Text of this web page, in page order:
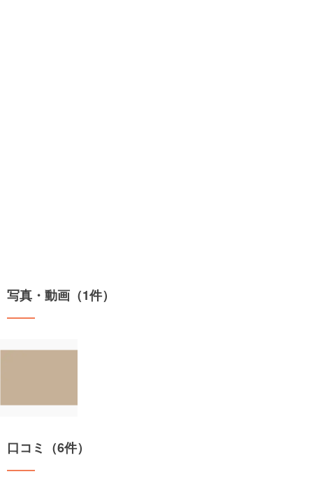
写真・動画（1件）
口コミ（6件）